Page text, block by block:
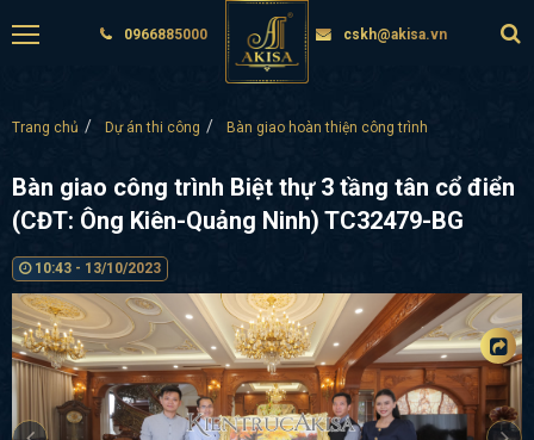
0966885000 cskh@akisa.vn
Trang chủ Dự án thi công Bàn giao hoàn thiện công trình
Bàn giao công trình Biệt thự 3 tầng tân cổ điển
(CĐT: Ông Kiên-Quảng Ninh) TC32479-BG
10:43 - 13/10/2023